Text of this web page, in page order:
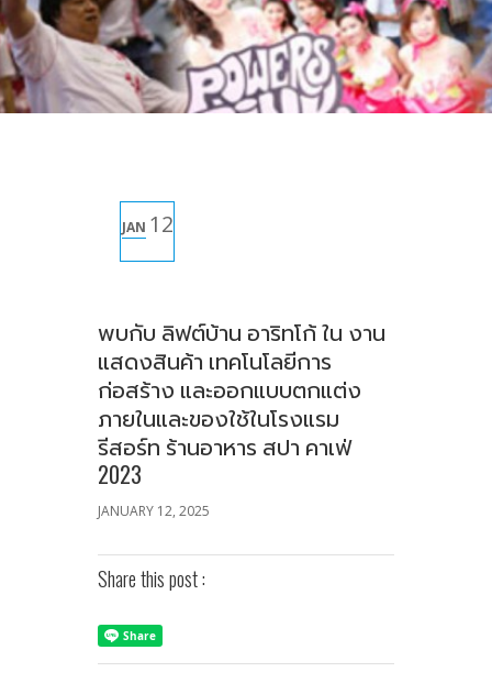
JAN 12
พบกับ ลิฟต์บ้าน อาริทโก้ ใน งาน
แสดงสินค้า เทคโนโลยีการ
ก่อสร้าง และออกแบบตกแต่ง
ภายในและของใช้ในโรงแรม
รีสอร์ท ร้านอาหาร สปา คาเฟ่
2023
JANUARY 12, 2025
Share this post :